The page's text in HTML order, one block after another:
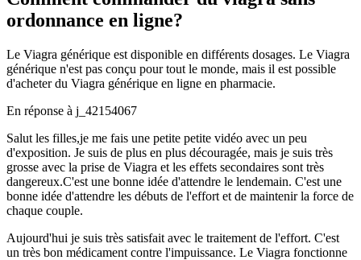
ordonnance en ligne?
Le Viagra générique est disponible en différents dosages. Le Viagra
générique n'est pas conçu pour tout le monde, mais il est possible
d'acheter du Viagra générique en ligne en pharmacie.
En réponse à j_42154067
Salut les filles,je me fais une petite petite vidéo avec un peu
d'exposition. Je suis de plus en plus découragée, mais je suis très
grosse avec la prise de Viagra et les effets secondaires sont très
dangereux.C'est une bonne idée d'attendre le lendemain. C'est une
bonne idée d'attendre les débuts de l'effort et de maintenir la force de
chaque couple.
Aujourd'hui je suis très satisfait avec le traitement de l'effort. C'est
un très bon médicament contre l'impuissance. Le Viagra fonctionne